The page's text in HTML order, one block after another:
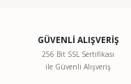
Görüş ve önerileriniz için
Ürün resmi kalitesiz,
GÜVENLİ ALIŞVERİŞ
256 Bit SSL Sertifikası
ile Güvenli Alışveriş